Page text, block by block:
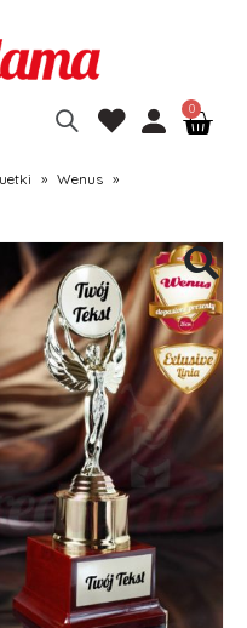
» Wenus »